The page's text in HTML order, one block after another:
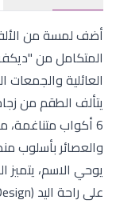
المتكامل من
العائلية
يتألف الطقم من
6 أكواب متناغمة،
والعصائر بأسلوب
يوحي الاسم، يتميز